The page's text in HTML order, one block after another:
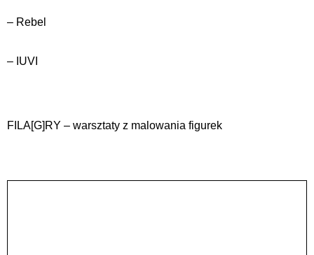
– Rebel
– IUVI
FILA[G]RY – warsztaty z malowania figurek